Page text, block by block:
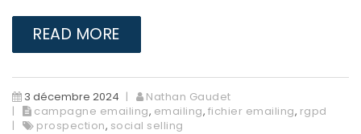
READ MORE
3 décembre 2024
Nathan Gaudet
campagne emailing, emailing, fichier emailing, rgpd
prospection, social selling